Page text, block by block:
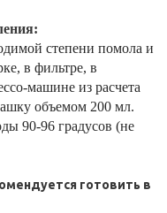
степени помола и
в фильтре, в
машине из расчета
объемом 200 мл.
90-96 градусов (не
готовить в